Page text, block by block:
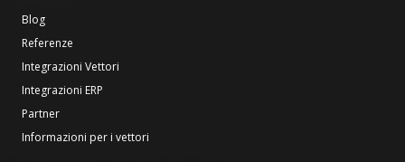
Blog
Referenze
Integrazioni Vettori
Integrazioni ERP
Partner
Informazioni per i vettori